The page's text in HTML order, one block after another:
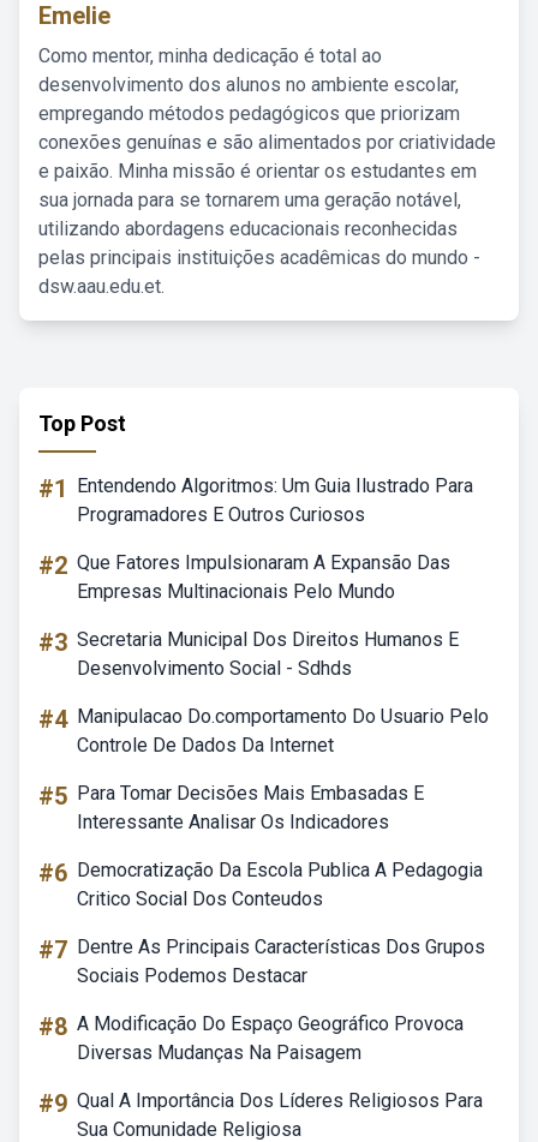
Emelie
Como mentor, minha dedicação é total ao
desenvolvimento dos alunos no ambiente escolar,
empregando métodos pedagógicos que priorizam
conexões genuínas e são alimentados por criatividade
e paixão. Minha missão é orientar os estudantes em
sua jornada para se tornarem uma geração notável,
utilizando abordagens educacionais reconhecidas
pelas principais instituições acadêmicas do mundo -
dsw.aau.edu.et.
Top Post
#1
Entendendo Algoritmos: Um Guia Ilustrado Para
Programadores E Outros Curiosos
#2 Que Fatores Impulsionaram A Expansão Das
Empresas Multinacionais Pelo Mundo
#3 Secretaria Municipal Dos Direitos Humanos E
Desenvolvimento Social - Sdhds
#4 Manipulacao Do.comportamento Do Usuario Pelo
Controle De Dados Da Internet
#5 Para Tomar Decisões Mais Embasadas E
Interessante Analisar Os Indicadores
#6 Democratização Da Escola Publica A Pedagogia
Critico Social Dos Conteudos
#7 Dentre As Principais Características Dos Grupos
Sociais Podemos Destacar
#8 A Modificação Do Espaço Geográfico Provoca
Diversas Mudanças Na Paisagem
#9 Qual A Importância Dos Líderes Religiosos Para
Sua Comunidade Religiosa